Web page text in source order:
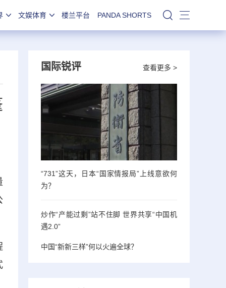
文娱体育 楼兰平台 PANDA SHORTS 站内搜索
查看更多 >
国际锐评
“731”这天，日本“国家情报局”上线意欲何
为？
炒作“产能过剩”站不住脚 世界共享“中国机
遇2.0”
中国“新新三样”何以火遍全球？